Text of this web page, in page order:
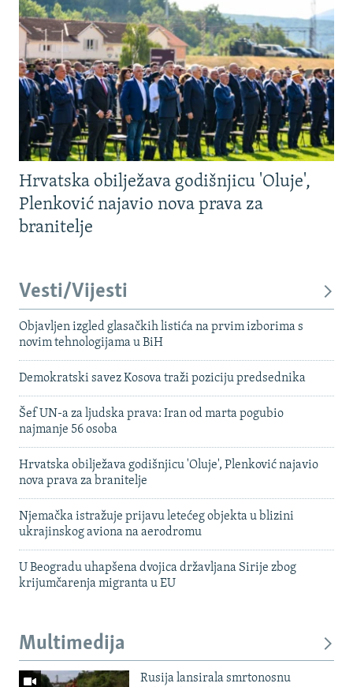
Hrvatska obilježava godišnjicu 'Oluje',
Plenković najavio nova prava za
branitelje
Vesti/Vijesti
Objavljen izgled glasačkih listića na prvim izborima s
novim tehnologijama u BiH
Demokratski savez Kosova traži poziciju predsednika
Šef UN-a za ljudska prava: Iran od marta pogubio
najmanje 56 osoba
Hrvatska obilježava godišnjicu 'Oluje', Plenković najavio
nova prava za branitelje
Njemačka istražuje prijavu letećeg objekta u blizini
ukrajinskog aviona na aerodromu
U Beogradu uhapšena dvojica državljana Sirije zbog
krijumčarenja migranta u EU
Multimedija
Rusija lansirala smrtonosnu